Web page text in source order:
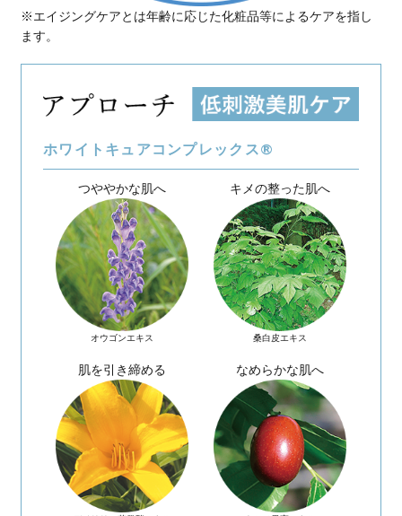
透明感※1がアップし、日射
ハリ、弾力 がアップしたみ
うるおいに満ちた角層
※1 キメが